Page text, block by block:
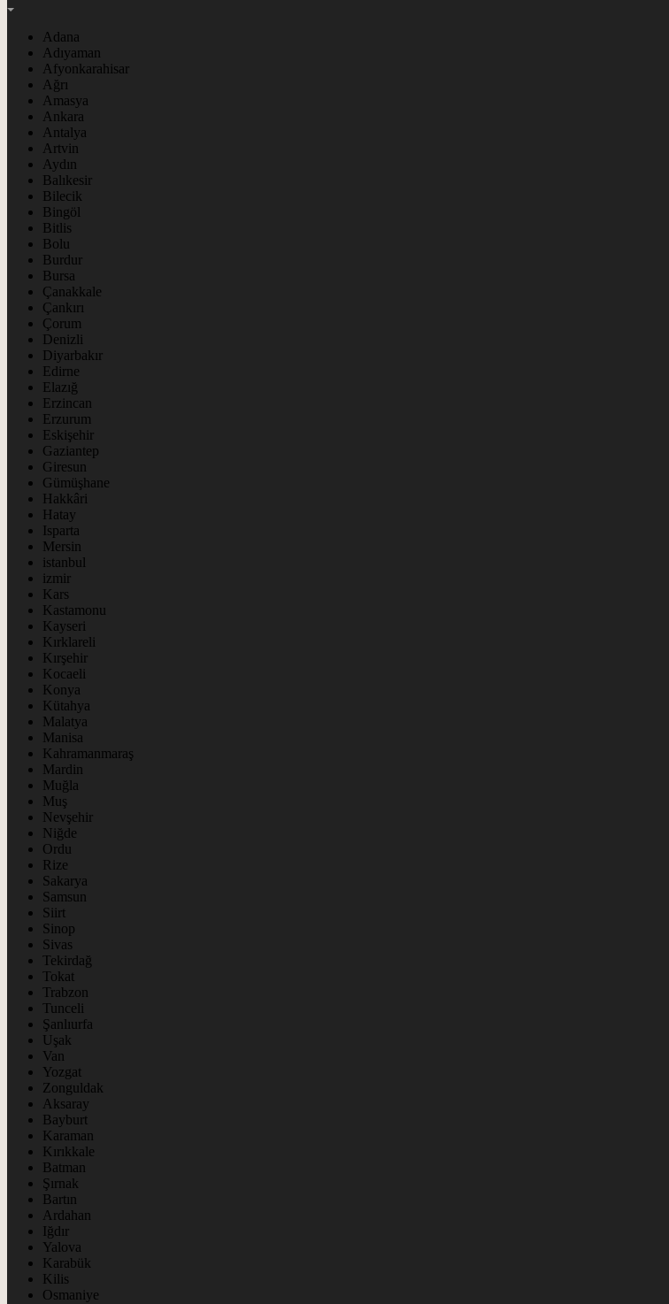
Adana
Adıyaman
Afyonkarahisar
Ağrı
Amasya
Ankara
Antalya
Artvin
Aydın
Balıkesir
Bilecik
Bingöl
Bitlis
Bolu
Burdur
Bursa
Çanakkale
Çankırı
Çorum
Denizli
Diyarbakır
Edirne
Elazığ
Erzincan
Erzurum
Eskişehir
Gaziantep
Giresun
Gümüşhane
Hakkâri
Hatay
Isparta
Mersin
istanbul
izmir
Kars
Kastamonu
Kayseri
Kırklareli
Kırşehir
Kocaeli
Konya
Kütahya
Malatya
Manisa
Kahramanmaraş
Mardin
Muğla
Muş
Nevşehir
Niğde
Ordu
Rize
Sakarya
Samsun
Siirt
Sinop
Sivas
Tekirdağ
Tokat
Trabzon
Tunceli
Şanlıurfa
Uşak
Van
Yozgat
Zonguldak
Aksaray
Bayburt
Karaman
Kırıkkale
Batman
Şırnak
Bartın
Ardahan
Iğdır
Yalova
Karabük
Kilis
Osmaniye